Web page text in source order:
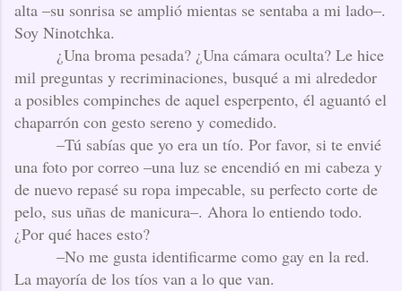
alta –su sonrisa se amplió mientas se sentaba a mi lado–.
Soy Ninotchka.
¿Una broma pesada? ¿Una cámara oculta? Le hice
mil preguntas y recriminaciones, busqué a mi alrededor
a posibles compinches de aquel esperpento, él aguantó el
chaparrón con gesto sereno y comedido.
–Tú sabías que yo era un tío. Por favor, si te envié
una foto por correo –una luz se encendió en mi cabeza y
de nuevo repasé su ropa impecable, su perfecto corte de
pelo, sus uñas de manicura–. Ahora lo entiendo todo.
¿Por qué haces esto?
–No me gusta identificarme como gay en la red.
La mayoría de los tíos van a lo que van.